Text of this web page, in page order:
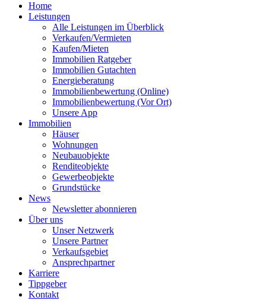
Home
Leistungen
Alle Leistungen im Überblick
Verkaufen/Vermieten
Kaufen/Mieten
Immobilien Ratgeber
Immobilien Gutachten
Energieberatung
Immobilienbewertung (Online)
Immobilienbewertung (Vor Ort)
Unsere App
Immobilien
Häuser
Wohnungen
Neubauobjekte
Renditeobjekte
Gewerbeobjekte
Grundstücke
News
Newsletter abonnieren
Über uns
Unser Netzwerk
Unsere Partner
Verkaufsgebiet
Ansprechpartner
Karriere
Tippgeber
Kontakt